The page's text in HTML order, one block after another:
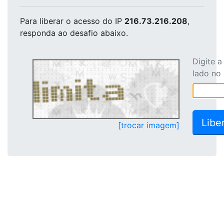
Para liberar o acesso do IP 216.73.216.208,
responda ao desafio abaixo.
[trocar imagem]
Digite
lado no